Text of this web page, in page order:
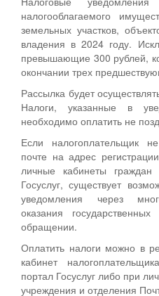
налогооблагаемого
земельных участков,
владения в 2024 году.
превышающие 300 рублей,
окончании трех
Рассылка будет
Налоги, указанные в
необходимо оплатить не
Если налогоплательщик
почте на адрес
личные кабинеты
Госуслуг, существует
уведомления через
оказания
обращении.
Оплатить налоги можно в
кабинет
портал Госуслуг либо при
учреждения и отделения